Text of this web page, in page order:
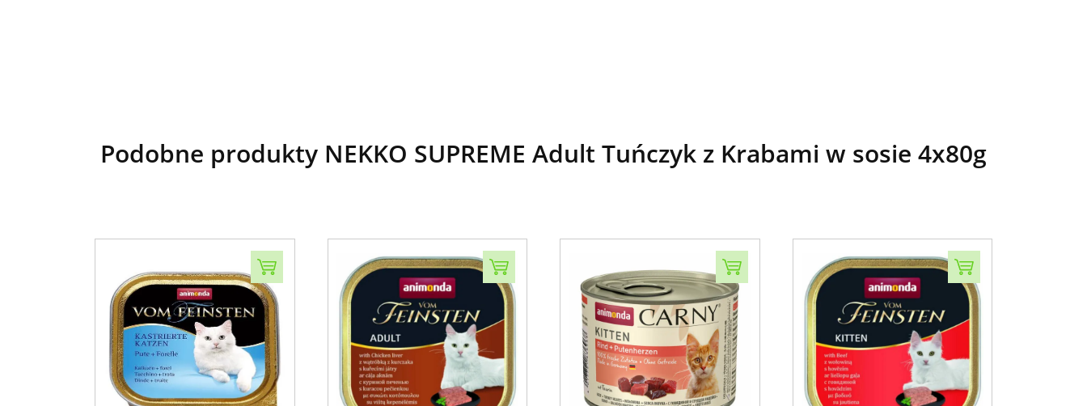
Podobne produkty NEKKO SUPREME Adult Tuńczyk z Krabami w sosie 4x80g